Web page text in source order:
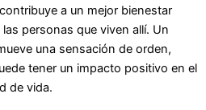
a un mejor bienestar
personas que viven allí. Un
una sensación de orden,
tener un impacto positivo en el
de vida.